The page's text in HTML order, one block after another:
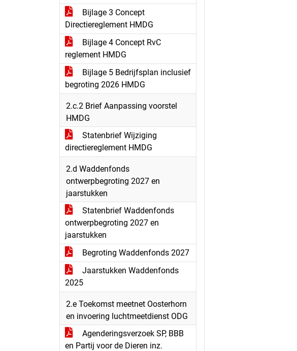
Bijlage 3 Concept
Directiereglement HMDG
Bijlage 4 Concept RvC
reglement HMDG
Bijlage 5 Bedrijfsplan inclusief
begroting 2026 HMDG
2.c.2 Brief Aanpassing voorstel
HMDG
Statenbrief Wijziging
directiereglement HMDG
2.d Waddenfonds
ontwerpbegroting 2027 en
jaarstukken
Statenbrief Waddenfonds
ontwerpbegroting 2027 en
jaarstukken
Begroting Waddenfonds 2027
Jaarstukken Waddenfonds
2025
2.e Toekomst meetnet Oosterhorn
en invoering luchtmeetdienst ODG
Agenderingsverzoek SP, BBB
en Partij voor de Dieren inz.